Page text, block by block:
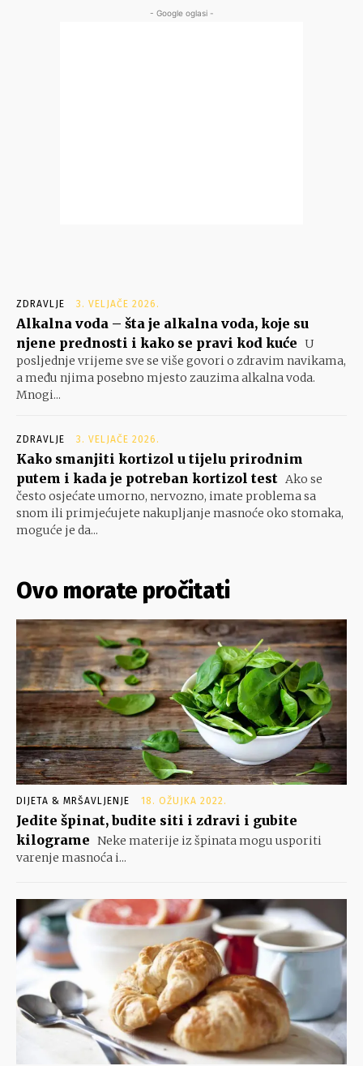
- Google oglasi -
ZDRAVLJE 3. VELJAČE 2026.
Alkalna voda – šta je alkalna voda, koje su
njene prednosti i kako se pravi kod kuće U
posljednje vrijeme sve se više govori o zdravim navikama,
a među njima posebno mjesto zauzima alkalna voda.
Mnogi...
ZDRAVLJE 3. VELJAČE 2026.
Kako smanjiti kortizol u tijelu prirodnim
putem i kada je potreban kortizol test Ako se
često osjećate umorno, nervozno, imate problema sa
snom ili primjećujete nakupljanje masnoće oko stomaka,
moguće je da...
Ovo morate pročitati
DIJETA & MRŠAVLJENJE 18. OŽUJKA 2022.
Jedite špinat, budite siti i zdravi i gubite
kilograme Neke materije iz špinata mogu usporiti
varenje masnoća i...